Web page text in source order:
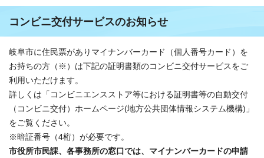
コンビニ交付サービスのお知らせ
岐阜市に住民票がありマイナンバーカード（個人番号カード）を
お持ちの方（※）は下記の証明書類のコンビニ交付サービスをご
利用いただけます。
詳しくは「コンビニエンスストア等における証明書等の自動交付
（コンビニ交付）ホームページ(地方公共団体情報システム機構)」
をご覧ください。
※暗証番号（4桁）が必要です。
市役所市民課、各事務所の窓口では、マイナンバーカードの申請